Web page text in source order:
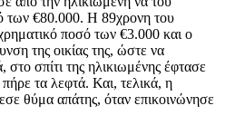
των €80.000. Η 89χρονη του
ποσό των €3.000 και ο
της οικίας της, ώστε να
σπίτι της ηλικιωμένης έφτασε
τα λεφτά. Και, τελικά, η
θύμα απάτης, όταν επικοινώνησε